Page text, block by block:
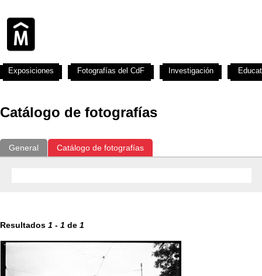
Catálogo de fotografías
General Catálogo de fotografías
Resultados 1 - 1 de 1
Exposiciones Fotografías del CdF Investigación